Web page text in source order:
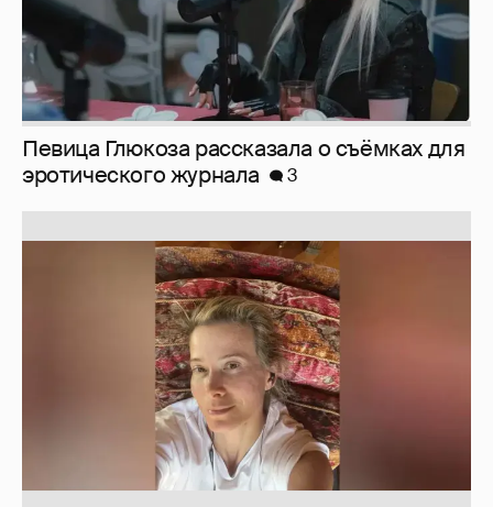
Юлия Высоцкая выложила селфи без